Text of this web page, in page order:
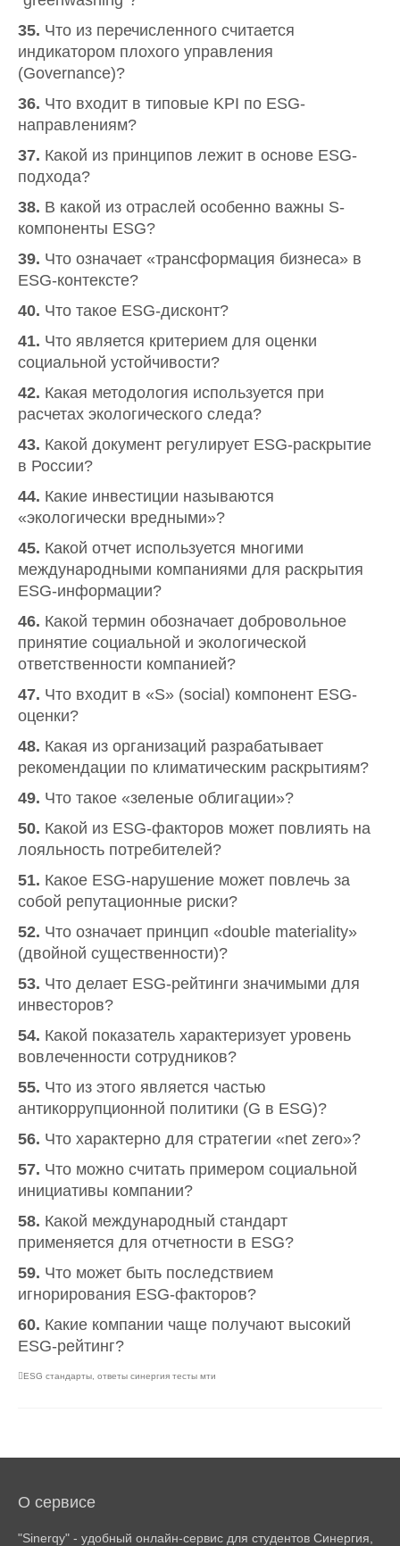
35. Что из перечисленного считается
индикатором плохого управления
(Governance)?
36. Что входит в типовые KPI по ESG-
направлениям?
37. Какой из принципов лежит в основе ESG-
подхода?
38. В какой из отраслей особенно важны S-
компоненты ESG?
39. Что означает «трансформация бизнеса» в
ESG-контексте?
40. Что такое ESG-дисконт?
41. Что является критерием для оценки
социальной устойчивости?
42. Какая методология используется при
расчетах экологического следа?
43. Какой документ регулирует ESG-раскрытие
в России?
44. Какие инвестиции называются
«экологически вредными»?
45. Какой отчет используется многими
международными компаниями для раскрытия
ESG-информации?
46. Какой термин обозначает добровольное
принятие социальной и экологической
ответственности компанией?
47. Что входит в «S» (social) компонент ESG-
оценки?
48. Какая из организаций разрабатывает
рекомендации по климатическим раскрытиям?
49. Что такое «зеленые облигации»?
50. Какой из ESG-факторов может повлиять на
лояльность потребителей?
51. Какое ESG-нарушение может повлечь за
собой репутационные риски?
52. Что означает принцип «double materiality»
(двойной существенности)?
53. Что делает ESG-рейтинги значимыми для
инвесторов?
54. Какой показатель характеризует уровень
вовлеченности сотрудников?
55. Что из этого является частью
антикоррупционной политики (G в ESG)?
56. Что характерно для стратегии «net zero»?
57. Что можно считать примером социальной
инициативы компании?
58. Какой международный стандарт
применяется для отчетности в ESG?
59. Что может быть последствием
игнорирования ESG-факторов?
60. Какие компании чаще получают высокий
ESG-рейтинг?
ESG стандарты ответы синергия тесты мти
О сервисе
"Sinerqy" - удобный онлайн-сервис для студентов Синергия,